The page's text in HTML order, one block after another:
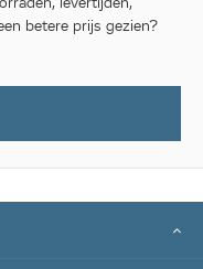
betere prijs gezien?